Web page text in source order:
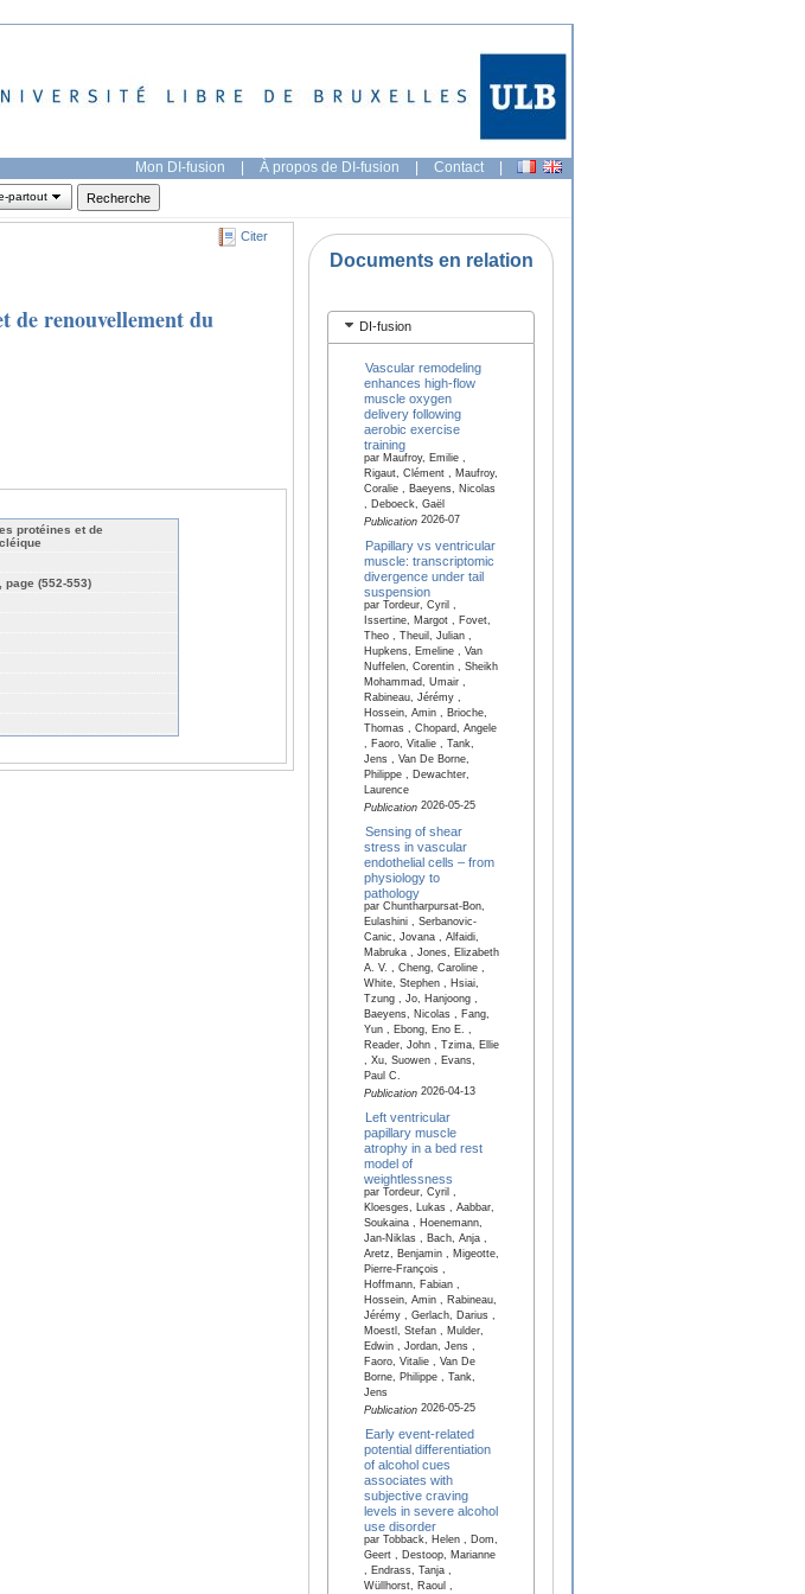
Mon DI-fusion | À propos de DI-fusion | Contact |
partout
Citer
de renouvellement du
protéines et de
(552-553)
Documents en relation
DI-fusion
Vascular remodeling
enhances high-flow
muscle oxygen
delivery following
aerobic exercise
training
par Maufroy, Emilie ,
Rigaut, Clément , Maufroy,
Coralie , Baeyens, Nicolas
, Deboeck, Gaël
Publication2026-07
Papillary vs ventricular
muscle: transcriptomic
divergence under tail
suspension
par Tordeur, Cyril ,
Issertine, Margot , Fovet,
Theo , Theuil, Julian ,
Hupkens, Emeline , Van
Nuffelen, Corentin , Sheikh
Mohammad, Umair ,
Rabineau, Jérémy ,
Hossein, Amin , Brioche,
Thomas , Chopard, Angele
, Faoro, Vitalie , Tank,
Jens , Van De Borne,
Philippe , Dewachter,
Laurence
Publication2026-05-25
Sensing of shear
stress in vascular
endothelial cells – from
physiology to
pathology
par Chuntharpursat-Bon,
Eulashini , Serbanovic-
Canic, Jovana , Alfaidi,
Mabruka , Jones, Elizabeth
A. V. , Cheng, Caroline ,
White, Stephen , Hsiai,
Tzung , Jo, Hanjoong ,
Baeyens, Nicolas , Fang,
Yun , Ebong, Eno E. ,
Reader, John , Tzima, Ellie
, Xu, Suowen , Evans,
Paul C.
Publication2026-04-13
Left ventricular
papillary muscle
atrophy in a bed rest
model of
weightlessness
par Tordeur, Cyril ,
Kloesges, Lukas , Aabbar,
Soukaina , Hoenemann,
Jan-Niklas , Bach, Anja ,
Aretz, Benjamin , Migeotte,
Pierre-François ,
Hoffmann, Fabian ,
Hossein, Amin , Rabineau,
Jérémy , Gerlach, Darius ,
Moestl, Stefan , Mulder,
Edwin , Jordan, Jens ,
Faoro, Vitalie , Van De
Borne, Philippe , Tank,
Jens
Publication2026-05-25
Early event-related
potential differentiation
of alcohol cues
associates with
subjective craving
levels in severe alcohol
use disorder
par Tobback, Helen , Dom,
Geert , Destoop, Marianne
, Endrass, Tanja ,
Wüllhorst, Raoul ,